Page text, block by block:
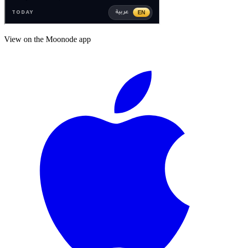
View on the Moonode app